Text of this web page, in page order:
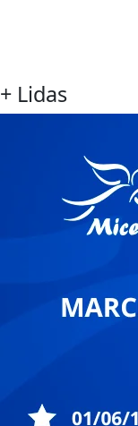
+ Lidas